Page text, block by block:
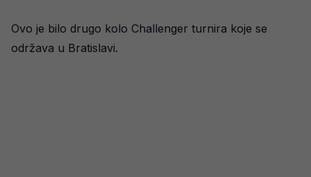
Ovo je bilo drugo kolo Challenger turnira koje se
održava u Bratislavi.